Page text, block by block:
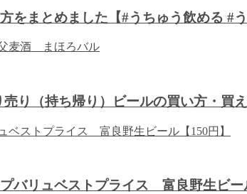
をまとめました【#うちゅう飲める #う
り（持ち帰り）ビールの買い方・買
バリュベストプライス 富良野生ビー